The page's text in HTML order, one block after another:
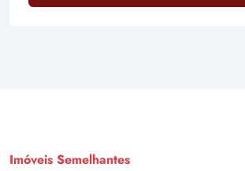
Imóveis Semelhantes